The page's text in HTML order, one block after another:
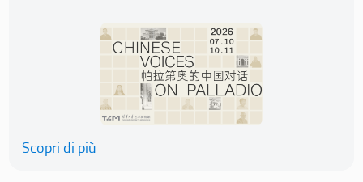
Scopri di più